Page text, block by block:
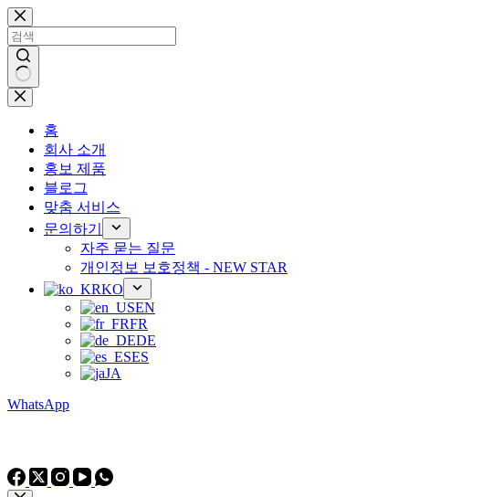
콘
텐
츠
로
건
너
결
홈
회사 소개
홍보 제품
블로그
맞춤 서비스
문의하기
자주 묻는 질문
개인정보 보호정책 - NEW STAR
KO
EN
FR
DE
ES
JA
WhatsApp